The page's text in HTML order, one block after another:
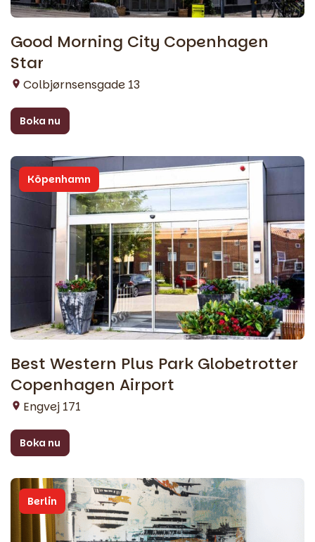
Good Morning City Copenhagen
Star
Colbjørnsensgade 13
Boka nu
Köpenhamn
Best Western Plus Park Globetrotter
Copenhagen Airport
Engvej 171
Boka nu
Berlin